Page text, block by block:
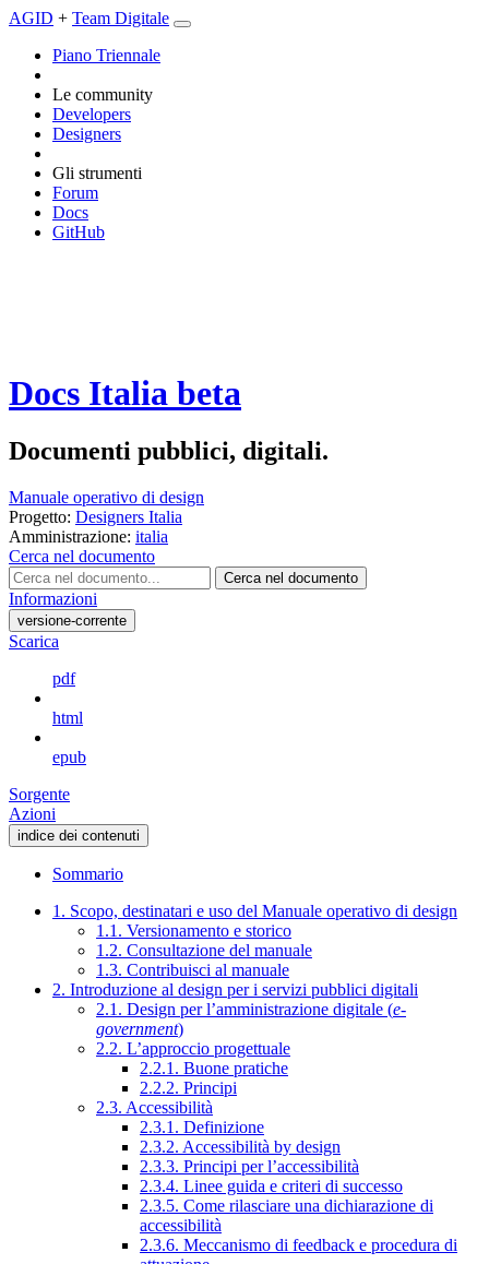
AGID + Team Digitale
Piano Triennale
Le community
Developers
Designers
Gli strumenti
Forum
Docs
GitHub
Docs Italia beta
Documenti pubblici, digitali.
Manuale operativo di design
Progetto: Designers Italia
Amministrazione: italia
Cerca nel documento
Cerca nel documento
Informazioni
versione-corrente
Scarica
pdf
html
epub
Sorgente
Azioni
indice dei contenuti
Sommario
1. Scopo, destinatari e uso del Manuale operativo di design
1.1. Versionamento e storico
1.2. Consultazione del manuale
1.3. Contribuisci al manuale
2. Introduzione al design per i servizi pubblici digitali
2.1. Design per l’amministrazione digitale (e-
government)
2.2. L’approccio progettuale
2.2.1. Buone pratiche
2.2.2. Principi
2.3. Accessibilità
2.3.1. Definizione
2.3.2. Accessibilità by design
2.3.3. Principi per l’accessibilità
2.3.4. Linee guida e criteri di successo
2.3.5. Come rilasciare una dichiarazione di
accessibilità
2.3.6. Meccanismo di feedback e procedura di